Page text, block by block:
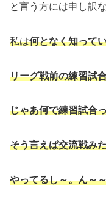
と言う方には申し訳
私は何となく知って
リーグ戦前の練習試
じゃあ何で練習試合
そう言えば交流戦み
やってるし～。ん～